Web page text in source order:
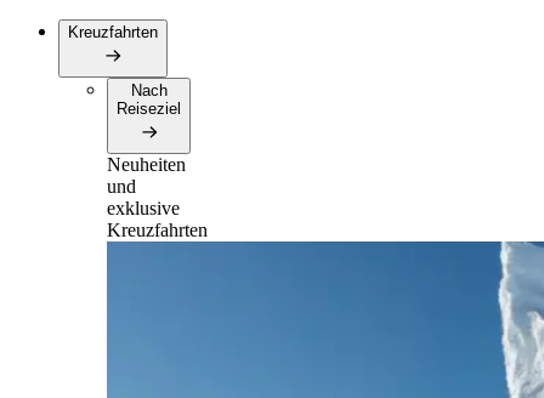
Kreuzfahrten
Nach
Reiseziel
Neuheiten
und
exklusive
Kreuzfahrten